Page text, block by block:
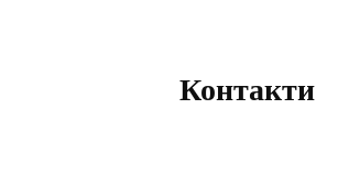
Контакти